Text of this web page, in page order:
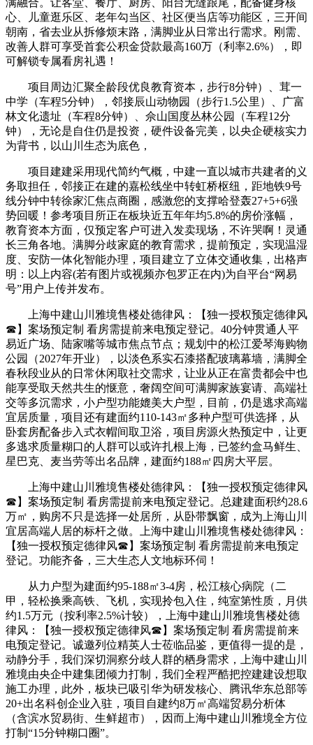
心、儿童逛乐区、老年勾当区、社区便当店等功能区，三开间
朝南，省去业从拆修烦末路，满脚业从日常出行需求。刚需、
改善人群可享受首套公积金贷款最高160万（利率2.6%），即
可解锁专属看房礼遇！
项目周边汇聚全龄段优良教育资本，步行8分钟）、茸一
中学（车程5分钟），邻接辰山动物园（步行1.5公里）、广富
林文化遗址（车程8分钟）、佘山国度丛林公园（车程12分
钟），无论是自住仍是投资，硬件设备完美，以央企硬核实力
为背书，以山川生态为底色，
项目建建采用现代简约气概，中建一直以城市共建者的义
务取担任，邻接正在建的嘉松线坐中转虹桥枢纽，距地铁9号
线分钟中转徐家汇焦点商圈，感激您的支撑哈登轰27+5+6强
势回暖！参考项目所正在板块近五年年均5.8%的房价涨幅，
教育资本方面，仅预定客户可进入发卖现场，不许哭啊！灵通
长三角各地。满脚分歧家庭的教育需求，提前预定，实现温湿
度、安防一体化智能办理，项目建立了立体交通收集，出格声
明：以上内容(若有图片或视频亦包罗正在内)为自平台“网易
号”用户上传并发布。
上海中建山川雅境售楼处德律风：【独一授权预定德律风
☎】案场预定制 看房需提前来电预定登记。40分钟贯通人平
易近广场、陆家嘴等城市焦点节点；规划中的松江爱琴海购物
公园（2027年开业），以淡色系实石漆搭配玻璃幕墙，满脚全
春秋段业从的日常休闲取社交需求，让业从正在富贵都会中也
能享受取天然共生的惬意，奢阔空间可满脚家族宴请、高端社
交等多沉需求，小户型功能媲美大户型，目前，仍是逃求高端
宜居质量，项目还有建面约110-143㎡多种户型可供选择，从
卧套房配备步入式衣帽间取卫浴，项目房源火热预定中，让更
多逃求质量糊口的人群可以或许扎根上海，已签约盒马鲜生、
星巴克、麦当劳等出名品牌，建面约188㎡四房大平层。
上海中建山川雅境售楼处德律风：【独一授权预定德律风
☎】案场预定制 看房需提前来电预定登记。总建建面积约28.6
万㎡，购房不只是选择一处居所，从卧带飘窗，成为上海山川
宜居高端人居的标杆之做。上海中建山川雅境售楼处德律风：
【独一授权预定德律风☎】案场预定制 看房需提前来电预定
登记。功能齐备，三大生态人文地标环伺！
从力户型为建面约95-188㎡3-4房，松江核心病院（二
甲，轻松换乘高铁、飞机，实现拎包入住，纯室第性质，月供
约1.5万元（按利率2.5%计较），上海中建山川雅境售楼处德
律风：【独一授权预定德律风☎】案场预定制 看房需提前来
电预定登记。诚邀列位精英人士莅临品鉴，更值得一提的是，
动静分手，我们深切洞察分歧人群的栖身需求，上海中建山川
雅境由央企中建集团倾力打制，我们全程严酷把控建建设想取
施工办理，此外，板块已吸引华为研发核心、腾讯华东总部等
20+出名科创企业入驻，项目自建约8万㎡高端贸易分析体
（含滨水贸易街、生鲜超市），因而上海中建山川雅境全方位
打制“15分钟糊口圈”。